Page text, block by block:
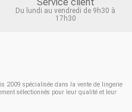
Du lundi au vendredi de 9h30 à
17h30
2009 spécialisée dans la vente de lingerie
sélectionnés pour leur qualité et leur